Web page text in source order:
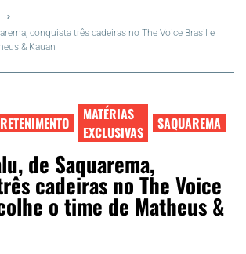
conquista três cadeiras no The Voice Brasil e
& Kauan
MATÉRIAS
EXCLUSIVAS
SAQUAREMA
de Saquarema,
cadeiras no The Voice
o time de Matheus &